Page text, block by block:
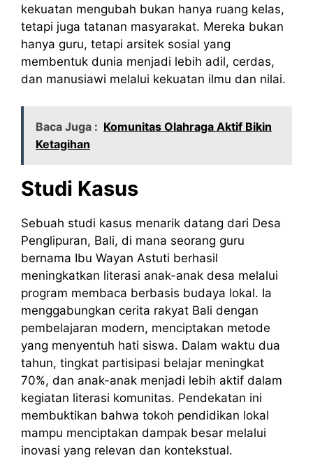
kekuatan mengubah bukan hanya ruang kelas,
tetapi juga tatanan masyarakat. Mereka bukan
hanya guru, tetapi arsitek sosial yang
membentuk dunia menjadi lebih adil, cerdas,
dan manusiawi melalui kekuatan ilmu dan nilai.
Baca Juga : Komunitas Olahraga Aktif Bikin
Ketagihan
Studi Kasus
Sebuah studi kasus menarik datang dari Desa
Penglipuran, Bali, di mana seorang guru
bernama Ibu Wayan Astuti berhasil
meningkatkan literasi anak-anak desa melalui
program membaca berbasis budaya lokal. Ia
menggabungkan cerita rakyat Bali dengan
pembelajaran modern, menciptakan metode
yang menyentuh hati siswa. Dalam waktu dua
tahun, tingkat partisipasi belajar meningkat
70%, dan anak-anak menjadi lebih aktif dalam
kegiatan literasi komunitas. Pendekatan ini
membuktikan bahwa tokoh pendidikan lokal
mampu menciptakan dampak besar melalui
inovasi yang relevan dan kontekstual.